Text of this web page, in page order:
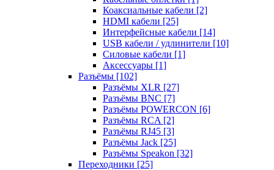
Коаксиальные кабели [2]
HDMI кабели [25]
Интерфейсные кабели [14]
USB кабели / удлинители [10]
Силовые кабели [1]
Аксессуары [1]
Разъёмы [102]
Разъёмы XLR [27]
Разъёмы BNC [7]
Разъёмы POWERCON [6]
Разъёмы RCA [2]
Разъёмы RJ45 [3]
Разъёмы Jack [25]
Разъёмы Speakon [32]
Переходники [25]